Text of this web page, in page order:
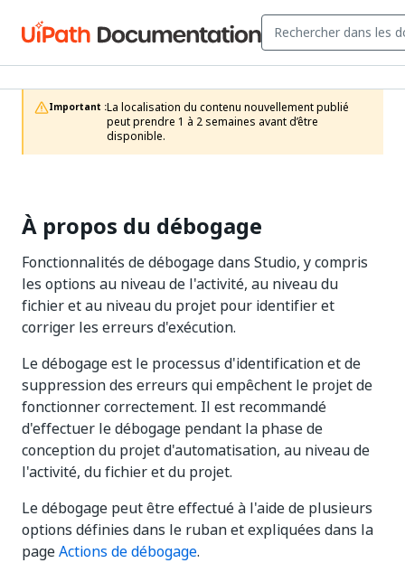
Important :La localisation du contenu nouvellement publié
peut prendre 1 à 2 semaines avant d’être
disponible.
À propos du débogage
Fonctionnalités de débogage dans Studio, y compris
les options au niveau de l'activité, au niveau du
fichier et au niveau du projet pour identifier et
corriger les erreurs d'exécution.
Le débogage est le processus d'identification et de
suppression des erreurs qui empêchent le projet de
fonctionner correctement. Il est recommandé
d'effectuer le débogage pendant la phase de
conception du projet d'automatisation, au niveau de
l'activité, du fichier et du projet.
Le débogage peut être effectué à l'aide de plusieurs
options définies dans le ruban et expliquées dans la
pageActions de débogage.